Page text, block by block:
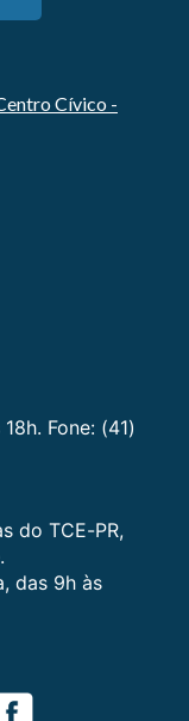
Cívico -
Fone: (41)
do TCE-PR,
das 9h às